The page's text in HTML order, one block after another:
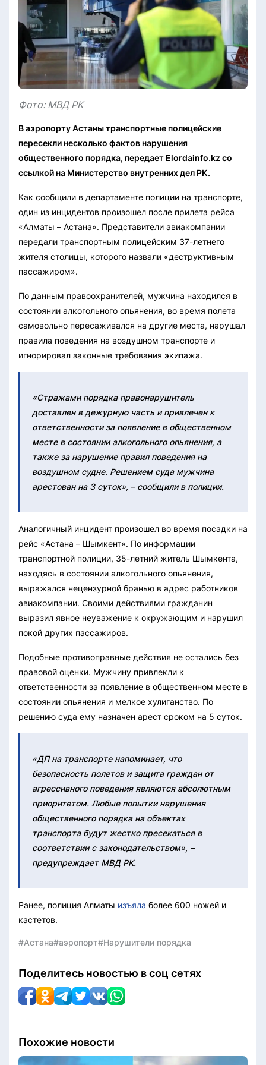
Фото: МВД РК
В аэропорту Астаны транспортные полицейские
пересекли несколько фактов нарушения
общественного порядка, передает Elordainfo.kz со
ссылкой на Министерство внутренних дел РК.
Как сообщили в департаменте полиции на транспорте,
один из инцидентов произошел после прилета рейса
«Алматы – Астана». Представители авиакомпании
передали транспортным полицейским 37-летнего
жителя столицы, которого назвали «деструктивным
пассажиром».
По данным правоохранителей, мужчина находился в
состоянии алкогольного опьянения, во время полета
самовольно пересаживался на другие места, нарушал
правила поведения на воздушном транспорте и
игнорировал законные требования экипажа.
«Стражами порядка правонарушитель
доставлен в дежурную часть и привлечен к
ответственности за появление в общественном
месте в состоянии алкогольного опьянения, а
также за нарушение правил поведения на
воздушном судне. Решением суда мужчина
арестован на 3 суток», – сообщили в полиции.
Аналогичный инцидент произошел во время посадки на
рейс «Астана – Шымкент». По информации
транспортной полиции, 35-летний житель Шымкента,
находясь в состоянии алкогольного опьянения,
выражался нецензурной бранью в адрес работников
авиакомпании. Своими действиями гражданин
выразил явное неуважение к окружающим и нарушил
покой других пассажиров.
Подобные противоправные действия не остались без
правовой оценки. Мужчину привлекли к
ответственности за появление в общественном месте в
состоянии опьянения и мелкое хулиганство. По
решению суда ему назначен арест сроком на 5 суток.
«ДП на транспорте напоминает, что
безопасность полетов и защита граждан от
агрессивного поведения являются абсолютным
приоритетом. Любые попытки нарушения
общественного порядка на объектах
транспорта будут жестко пресекаться в
соответствии с законодательством», –
предупреждает МВД РК.
Ранее, полиция Алматы изъяла более 600 ножей и
кастетов.
#Астана#аэропорт#Нарушители порядка
Поделитесь новостью в соц сетях
Похожие новости